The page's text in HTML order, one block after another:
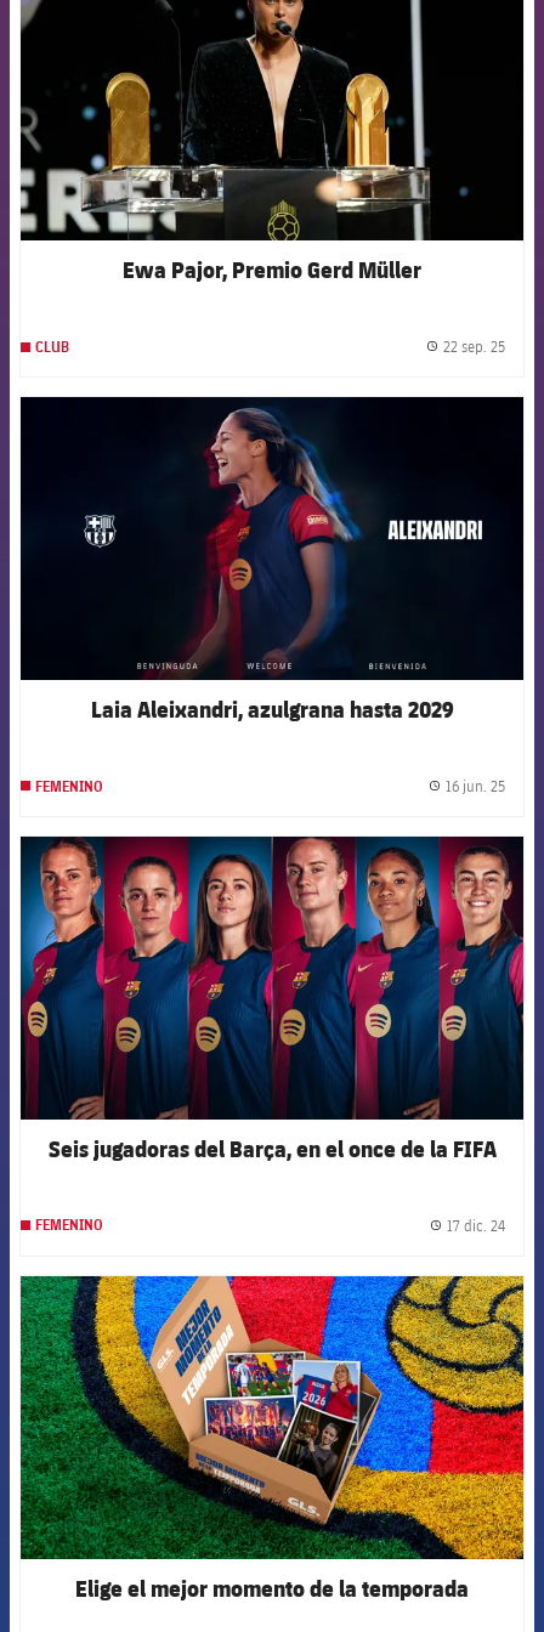
Ewa Pajor, Premio Gerd Müller
CLUB 22 sep. 25
FCB Barcelona badge
Laia Aleixandri, azulgrana hasta 2029
FEMENINO 16 jun. 25
FCB Barcelona badge
Seis jugadoras del Barça, en el once de la FIFA
FEMENINO 17 dic. 24
FCB Barcelona badge
Elige el mejor momento de la temporada